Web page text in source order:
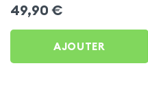
49,90 €
AJOUTER